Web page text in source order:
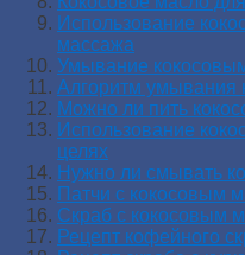
Использование
массажа
Умывание
Алгоритм умывания
Можно ли пить
Использование
целях
Нужно ли смывать
Патчи с кокосовым
Скраб с кокосовым
Рецепт кофейного